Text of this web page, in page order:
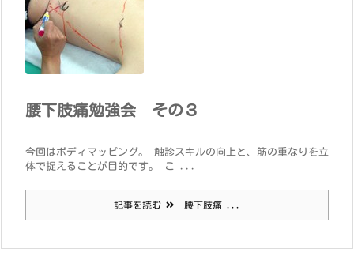
腰下肢痛勉強会 その３
今回はボディマッピング。 触診スキルの向上と、筋の重なりを立
体で捉えることが目的です。 こ ...
記事を読む 腰下肢痛 ...